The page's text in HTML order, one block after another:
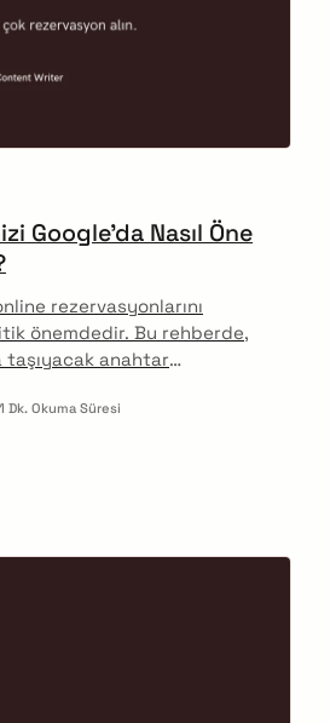
Google’da Nasıl Öne
rezervasyonlarını
önemdedir. Bu rehberde,
taşıyacak anahtar
teknik optimizasyona,
uygulamalarına kadar tüm
Dk. Okuma Süresi